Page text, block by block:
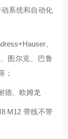
系统和自动化
、
图尔克、巴鲁
；
德、欧姆龙
M12 带线不带